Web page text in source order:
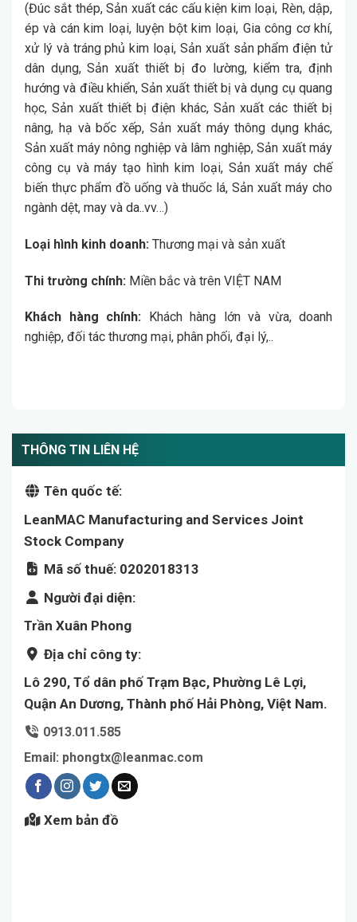
(Đúc sắt thép, Sản xuất các cấu kiện kim loại, Rèn, dập,
ép và cán kim loại, luyện bột kim loại, Gia công cơ khí,
xử lý và tráng phủ kim loại, Sản xuất sản phẩm điện tử
dân dụng, Sản xuất thiết bị đo lường, kiểm tra, định
hướng và điều khiển, Sản xuất thiết bị và dụng cụ quang
học, Sản xuất thiết bị điện khác, Sản xuất các thiết bị
nâng, hạ và bốc xếp, Sản xuất máy thông dụng khác,
Sản xuất máy nông nghiệp và lâm nghiệp, Sản xuất máy
công cụ và máy tạo hình kim loại, Sản xuất máy chế
biến thực phẩm đồ uống và thuốc lá, Sản xuất máy cho
ngành dệt, may và da..vv…)
Loại hình kinh doanh: Thương mại và sản xuất
Thi trường chính: Miền bắc và trên VIỆT NAM
Khách hàng chính: Khách hàng lớn và vừa, doanh
nghiệp, đối tác thương mại, phân phối, đại lý,..
THÔNG TIN LIÊN HỆ
Tên quốc tế:
LeanMAC Manufacturing and Services Joint
Stock Company
Mã số thuế: 0202018313
Người đại diện:
Trần Xuân Phong
Địa chỉ công ty:
Lô 290, Tổ dân phố Trạm Bạc, Phường Lê Lợi,
Quận An Dương, Thành phố Hải Phòng, Việt Nam.
0913.011.585
Email: phongtx@leanmac.com
Xem bản đồ